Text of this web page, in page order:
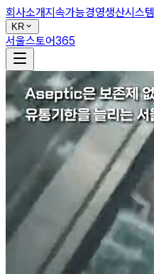
회사소개지속가능경영생산시스템
KR
서울스토어365